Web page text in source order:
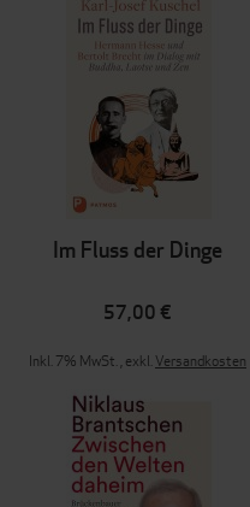
Im Fluss der Dinge
57,00 €
Inkl. 7% MwSt.,exkl.Versandkosten